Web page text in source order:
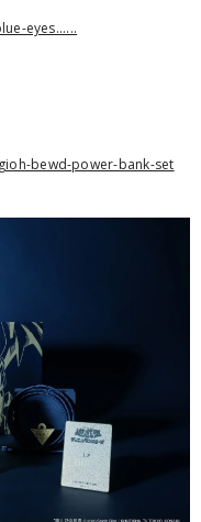
eyes......
bewd-power-bank-set